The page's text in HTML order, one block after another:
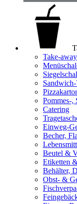
Take-
Pommes-,
Catering
Einweg-
Becher,
Beutel &
Etiketten
Behälter,
Obst- &